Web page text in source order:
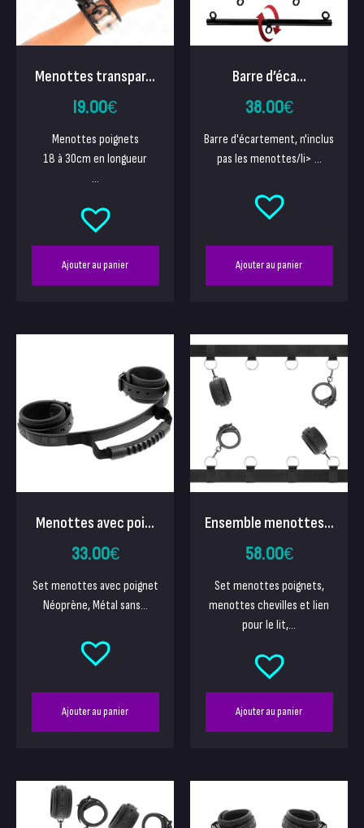
Menottes transpar...
19.00€
Menottes poignets
18 à 30cm en longueur
...
Ajouter au panier
Barre d’éca...
38.00€
Barre d'écartement, n'inclus
pas les menottes/li> ...
Ajouter au panier
Menottes avec poi...
33.00€
Set menottes avec poignet
Néoprène, Métal sans...
Ajouter au panier
Ensemble menottes...
58.00€
Set menottes poignets,
menottes chevilles et lien
pour le lit,...
Ajouter au panier